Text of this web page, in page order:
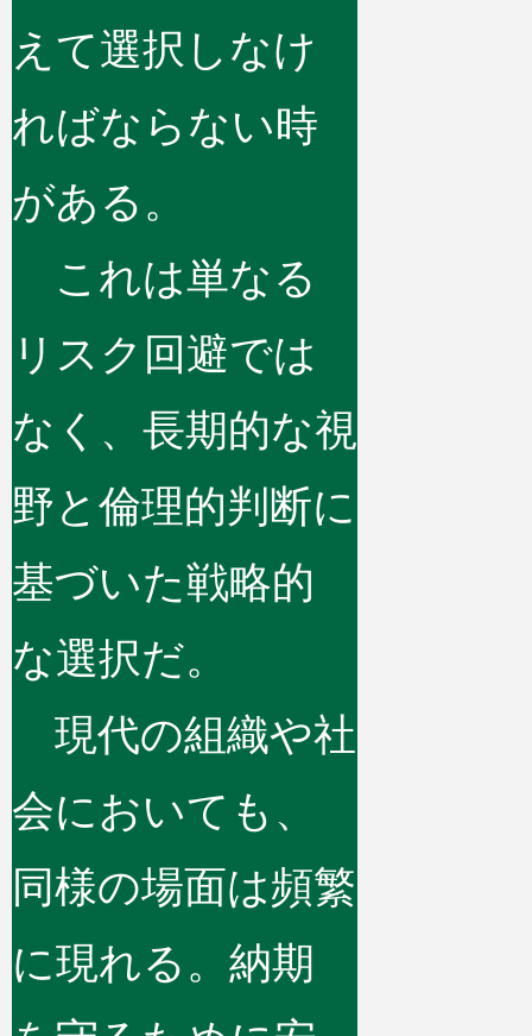
えて選択しなけ
ればならない時
がある。
これは単なる
リスク回避では
なく、長期的な視
野と倫理的判断に
基づいた戦略的
な選択だ。
現代の組織や社
会においても、
同様の場面は頻繁
に現れる。納期